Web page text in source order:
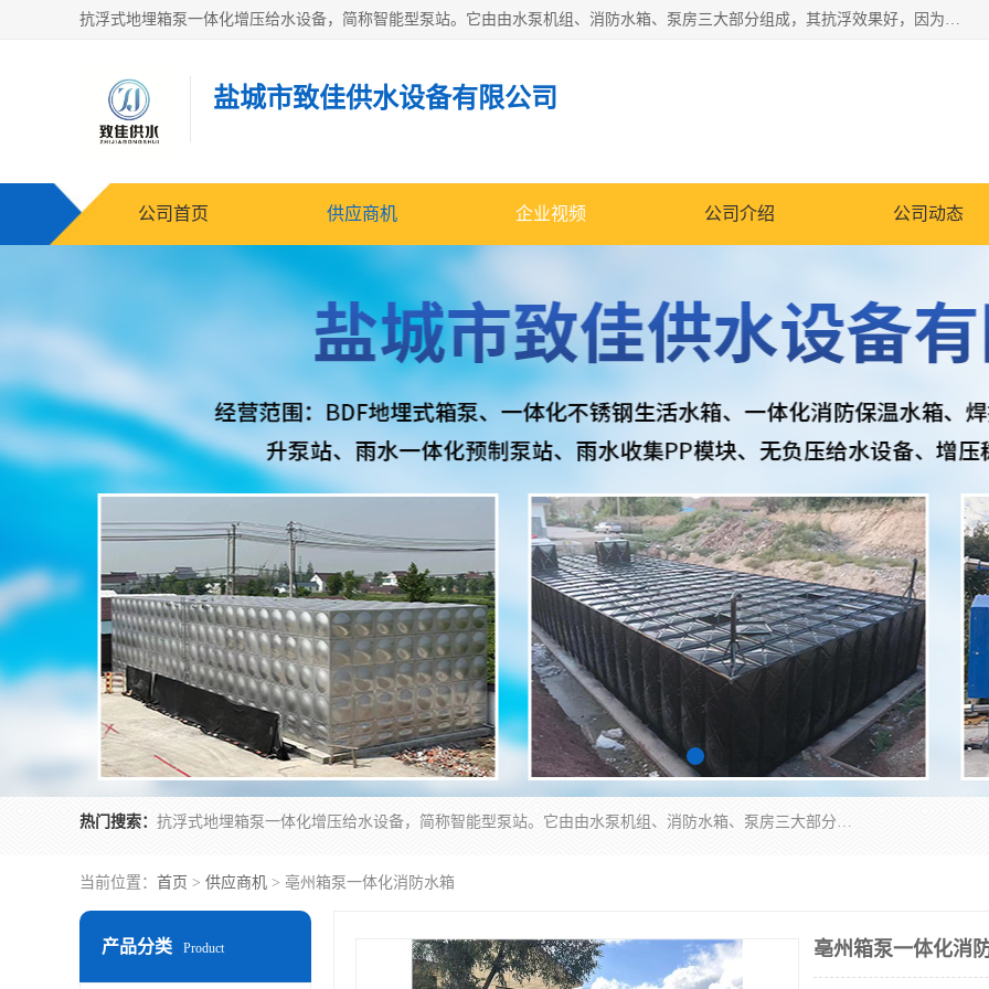
抗浮式地埋箱泵一体化增压给水设备，简称智能型泵站。它由由水泵机组、消防水箱、泵房三大部分组成，其抗浮效果好，因为设计时通过将底板与箱体联在一起，箱体重量抵消了地下水浮力。系统维护好，内部拉筋、泵站、管道，喷淋等各部运行正堂，无一损坏；结构更牢固。
盐城市致佳供水设备有限公司
公司首页 供应商机 企业视频 公司介绍 公司动态
热门搜索： 抗浮式地埋箱泵一体化增压给水设备，简称智能型泵站。它由由水泵机组、消防水箱、泵房三大部分组成，其抗浮效果好，因为设计时通过将底板与箱体联在一起，箱体重量抵消了地下水浮力。系统维护好，内部拉筋、泵站、管道，喷淋等各部运行正堂，无一损坏；结构更牢固。
当前位置： 首页 > 供应商机 > 亳州箱泵一体化消防水箱
产品分类 Product 亳州箱泵一体化消